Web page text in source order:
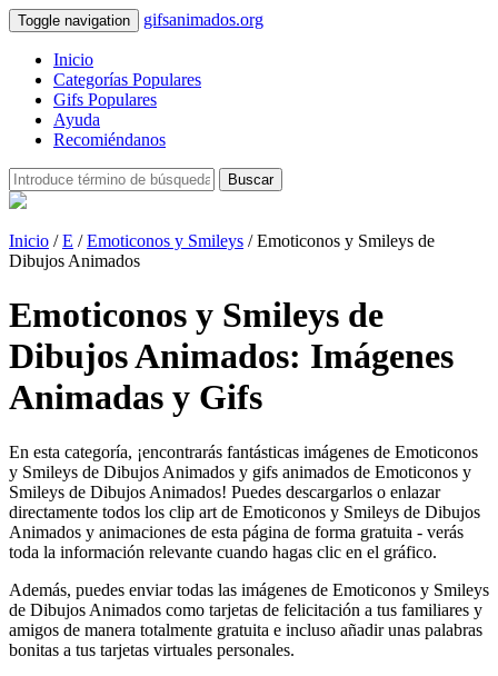
Toggle navigation gifsanimados.org
Inicio
Categorías Populares
Gifs Populares
Ayuda
Recomiéndanos
Buscar
Inicio /E /Emoticonos y Smileys / Emoticonos y Smileys de
Dibujos Animados
Emoticonos y Smileys de
Dibujos Animados: Imágenes
Animadas y Gifs
En esta categoría, ¡encontrarás fantásticas imágenes de Emoticonos
y Smileys de Dibujos Animados y gifs animados de Emoticonos y
Smileys de Dibujos Animados! Puedes descargarlos o enlazar
directamente todos los clip art de Emoticonos y Smileys de Dibujos
Animados y animaciones de esta página de forma gratuita - verás
toda la información relevante cuando hagas clic en el gráfico.
Además, puedes enviar todas las imágenes de Emoticonos y Smileys
de Dibujos Animados como tarjetas de felicitación a tus familiares y
amigos de manera totalmente gratuita e incluso añadir unas palabras
bonitas a tus tarjetas virtuales personales.